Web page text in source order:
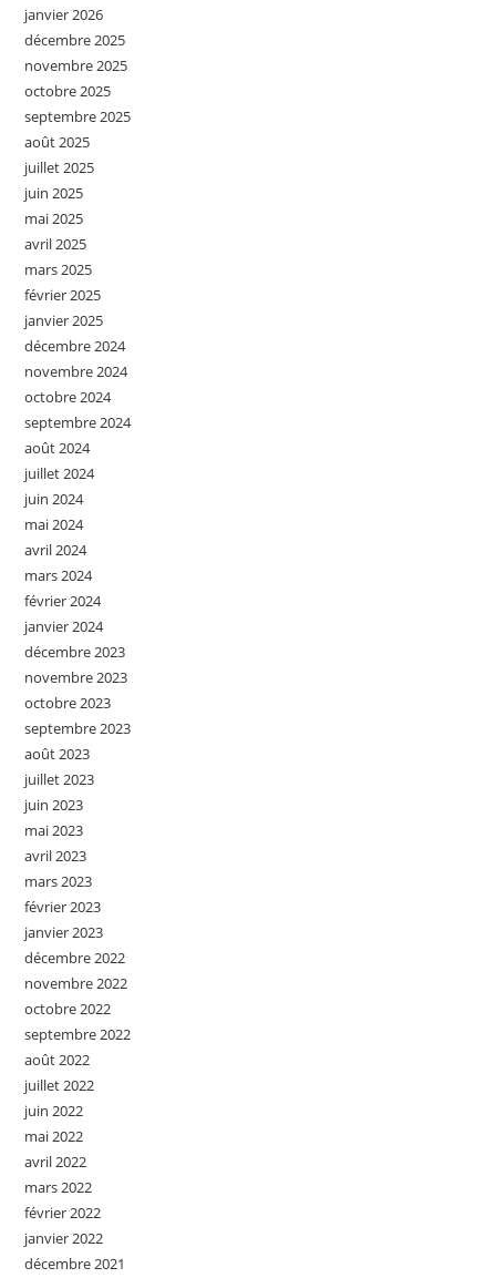
janvier 2026
décembre 2025
novembre 2025
octobre 2025
septembre 2025
août 2025
juillet 2025
juin 2025
mai 2025
avril 2025
mars 2025
février 2025
janvier 2025
décembre 2024
novembre 2024
octobre 2024
septembre 2024
août 2024
juillet 2024
juin 2024
mai 2024
avril 2024
mars 2024
février 2024
janvier 2024
décembre 2023
novembre 2023
octobre 2023
septembre 2023
août 2023
juillet 2023
juin 2023
mai 2023
avril 2023
mars 2023
février 2023
janvier 2023
décembre 2022
novembre 2022
octobre 2022
septembre 2022
août 2022
juillet 2022
juin 2022
mai 2022
avril 2022
mars 2022
février 2022
janvier 2022
décembre 2021